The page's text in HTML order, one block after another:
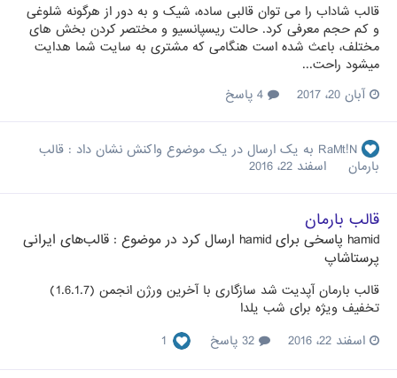
قالب شاداب را می توان قالبی ساده، شیک و به دور از هرگونه شلوغی
و کم حجم معرفی کرد. حالت ریسپانسیو و مختصر کردن بخش های
مختلف، باعث شده است هنگامی که مشتری به سایت شما هدایت
میشود راحت...
آبان 20، 2017
RaMt!N به یک ارسال در یک موضوع واکنش نشان داد : قالب
بارمان
اسفند 22، 2016
قالب بارمان
hamid پاسخی برای hamid ارسال کرد در موضوع : قالب‌های ایرانی
پرستاشاپ
قالب بارمان آپدیت شد سازگاری با آخرین ورژن انجمن (1.6.1.7)
تخفیف ویژه برای شب یلدا
اسفند 22، 2016
1